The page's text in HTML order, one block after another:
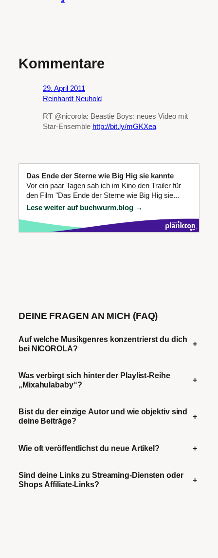
Kommentare
29. April 2011
Reinhardt Neuhold
RT @nicorola: Beastie Boys: neues Video mit
Star-Ensemble http://bit.ly/mGKXea
Das Ende der Sterne wie Big Hig sie kannte
Vor ein paar Tagen sah ich im Kino den Trailer für
den Film "Das Ende der Sterne wie Big Hig sie...
Lese weiter auf buchwurm.blog →
DEINE FRAGEN AN MICH (FAQ)
Auf welche Musikgenres konzentrierst du dich
bei NICOROLA?
+
Was verbirgt sich hinter der Playlist-Reihe
„Mixahulababy“?
+
Bist du der einzige Autor und wie objektiv sind
deine Beiträge?
+
Wie oft veröffentlichst du neue Artikel? +
Sind deine Links zu Streaming-Diensten oder
Shops Affiliate-Links?
+